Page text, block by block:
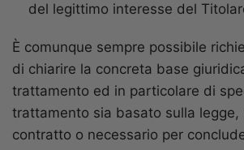
del legittimo interesse del
È comunque sempre possibile
di chiarire la concreta base
trattamento ed in particolare di
trattamento sia basato sulla legge,
contratto o necessario per